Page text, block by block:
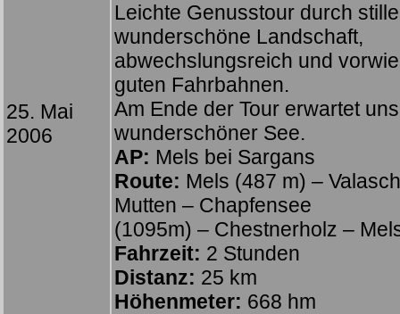
25. Mai
2006
Leichte Genusstour durch
wunderschöne Landschaft,
abwechslungsreich und
guten Fahrbahnen.
Am Ende der Tour erwartet
wunderschöner See.
AP: Mels bei Sargans
Route: Mels (487 m) –
Mutten – Chapfensee
(1095m) – Chestnerholz –
Fahrzeit: 2 Stunden
Distanz: 25 km
Höhenmeter: 668 hm